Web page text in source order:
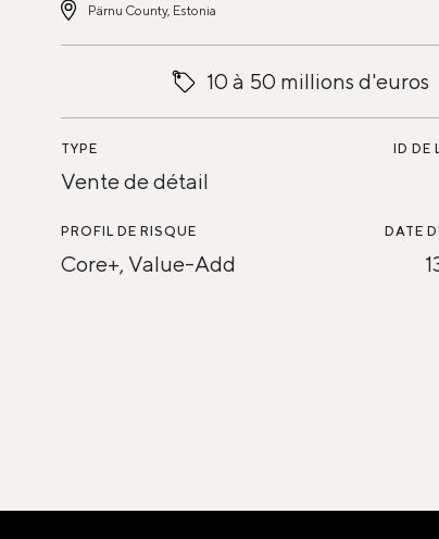
Pärnu County, Estonia
10 à 50 millions d'euros
TYPE
Vente de détail
ID DE
PROFIL DE RISQUE
Core+, Value-Add
DATE